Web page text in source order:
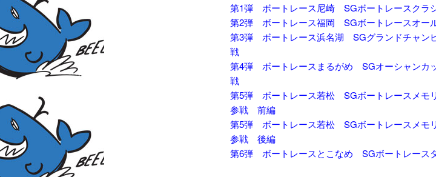
第1弾 ボートレース尼崎
SGボートレースク
第2弾 ボートレース福岡 SGボートレースオー
第3弾 ボートレース浜名湖 SGグラ
戦
第4弾 ボートレースまるがめ SG
戦
第5弾 ボートレース若松 SGボートレースメモ
参戦 前編
第5弾 ボートレース若松 SGボートレースメモ
参戦 後編
第6弾 ボートレースとこなめ SGボートレース